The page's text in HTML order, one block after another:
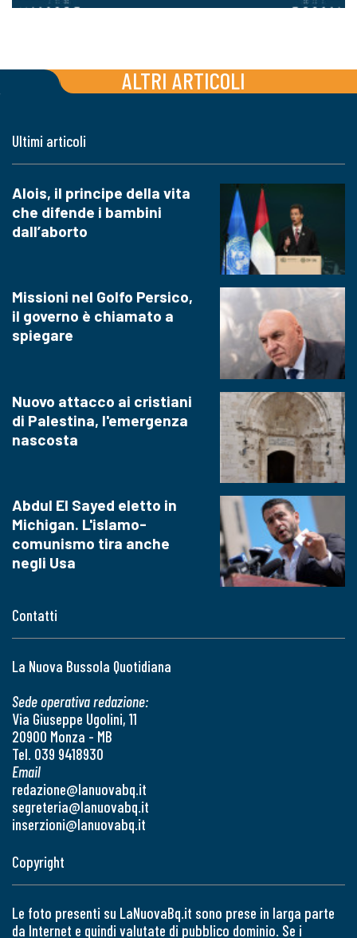
ALTRI ARTICOLI
Contatti
La Nuova Bussola Quotidiana
Sede operativa redazione:
Via Giuseppe Ugolini, 11
20900 Monza - MB
Tel. 039 9418930
Email
redazione@lanuovabq.it
segreteria@lanuovabq.it
inserzioni@lanuovabq.it
Ultimi articoli
Alois, il principe della vita
che difende i bambini
dall’aborto
Missioni nel Golfo Persico,
il governo è chiamato a
spiegare
Nuovo attacco ai cristiani
di Palestina, l'emergenza
nascosta
Abdul El Sayed eletto in
Michigan. L'islamo-
comunismo tira anche
negli Usa
Copyright
Le foto presenti su LaNuovaBq.it sono prese in larga parte
da Internet e quindi valutate di pubblico dominio. Se i